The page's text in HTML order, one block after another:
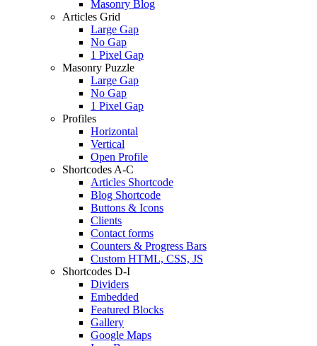
Masonry Blog
Articles Grid
Large Gap
No Gap
1 Pixel Gap
Masonry Puzzle
Large Gap
No Gap
1 Pixel Gap
Profiles
Horizontal
Vertical
Open Profile
Shortcodes A-C
Articles Shortcode
Blog Shortcode
Buttons & Icons
Clients
Contact forms
Counters & Progress Bars
Custom HTML, CSS, JS
Shortcodes D-I
Dividers
Embedded
Featured Blocks
Gallery
Google Maps